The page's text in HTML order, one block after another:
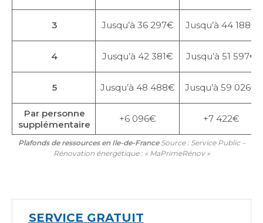
3 Jusqu’à 36 297€ Jusqu’à 44 188€
4 Jusqu’à 42 381€ Jusqu’à 51 597€
5 Jusqu’à 48 488€ Jusqu’à 59 026€
Par personne
supplémentaire
+6 096€ +7 422€
Plafonds de ressources en Ile-de-FranceSource : Service Public –
Rénovation énergétique : « MaPrimeRénov »
SERVICE GRATUIT